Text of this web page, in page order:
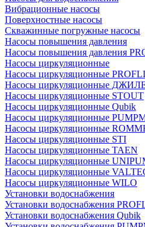
Вибрационные насосы
Поверхностные насосы
Скважинные погружные насосы
Насосы повышения давления
Насосы повышения давления
Насосы циркуляционные
Насосы циркуляционные
Насосы циркуляционные
Насосы циркуляционные STOUT
Насосы циркуляционные Qubik
Насосы циркуляционные
Насосы циркуляционные
Насосы циркуляционные STI
Насосы циркуляционные TAEN
Насосы циркуляционные
Насосы циркуляционные
Насосы циркуляционные WILO
Установки водоснабжения
Установки водоснабжения
Установки водоснабжения Qubik